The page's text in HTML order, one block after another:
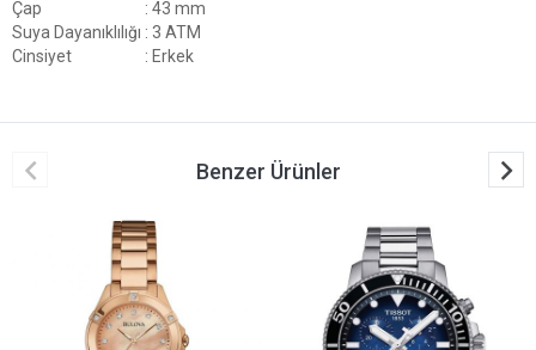
Çap
: 43 mm
Suya Dayanıklılığı : 3 ATM
Cinsiyet
: Erkek
Benzer Ürünler